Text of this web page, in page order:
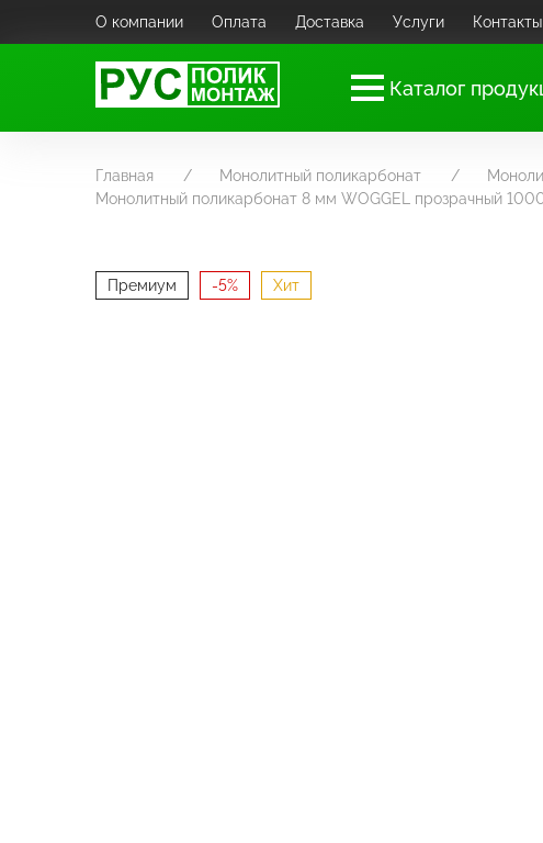
О компании Оплата Доставка Услуги Контакты
Каталог
Главная Монолитный поликарбонат
Монолитный поликарбонат 8 мм WOGGEL прозрачный
Премиум -5% Хит